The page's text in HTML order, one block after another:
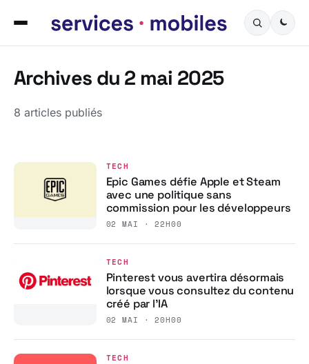
Archives du 2 mai 2025
8 articles publiés
TECH
Epic Games défie Apple et Steam
avec une politique sans
commission pour les développeurs
02 MAI · 22H00
TECH
Pinterest vous avertira désormais
lorsque vous consultez du contenu
créé par l’IA
02 MAI · 20H00
TECH